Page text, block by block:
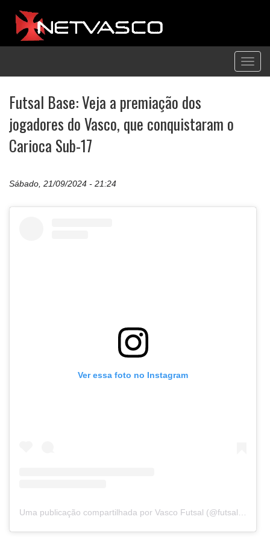
Futsal Base: Veja a premiação dos
jogadores do Vasco, que conquistaram o
Carioca Sub-17
Sábado, 21/09/2024 - 21:24
Ver essa foto no Instagram
Uma publicação compartilhada por Vasco Futsal (@futsalvasco)